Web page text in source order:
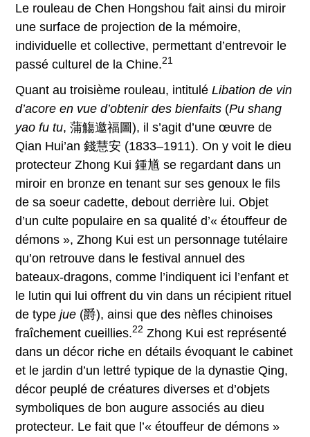
Le rouleau de Chen Hongshou fait ainsi du miroir
une surface de projection de la mémoire,
individuelle et collective, permettant d’entrevoir le
passé culturel de la Chine.21
Quant au troisième rouleau, intituléLibation de vin
d’acore en vue d’obtenir des bienfaits (Pu shang
yao fu tu, 蒲觴邀福圖), il s’agit d’une œuvre de
Qian Hui’an 錢慧安 (1833–1911). On y voit le dieu
protecteur Zhong Kui 鍾馗 se regardant dans un
miroir en bronze en tenant sur ses genoux le fils
de sa soeur cadette, debout derrière lui. Objet
d’un culte populaire en sa qualité d’« étouffeur de
démons », Zhong Kui est un personnage tutélaire
qu’on retrouve dans le festival annuel des
bateaux-dragons, comme l’indiquent ici l’enfant et
le lutin qui lui offrent du vin dans un récipient rituel
de typejue (爵), ainsi que des nèfles chinoises
fraîchement cueillies.22 Zhong Kui est représenté
dans un décor riche en détails évoquant le cabinet
et le jardin d’un lettré typique de la dynastie Qing,
décor peuplé de créatures diverses et d’objets
symboliques de bon augure associés au dieu
protecteur. Le fait que l’« étouffeur de démons »